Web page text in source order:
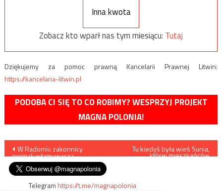
Inna kwota
Zobacz kto wparł nas tym miesiącu: Tutaj
Dziękujemy za pomoc prawną Kancelarii Prawnej Litwin:
https://kancelaria-litwin.pl
PODOBA CI SIĘ TO CO ROBIMY? WESPRZYJ PROJEKT
MAGNA POLONIA!
Nawigacja
wpisu
W Radomiu zakonnicy
pojmali włamywacza
Tu kiedyś była wieś Sunia,
której mieszkańców
Telegramhttps://t.me/magnapolonia